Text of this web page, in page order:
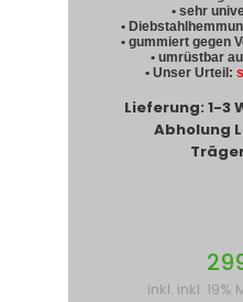
• sehr
•
• gummiert gegen
• umrüstbar
• Unser Urteil:
Lieferung: 1-3
Abholung
inkl. inkl. 19%